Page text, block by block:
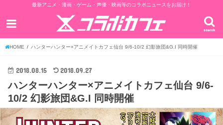
最新アニメ・漫画・ゲーム・声優・映画等のコラボニュースをお届け！
search
HOME ハンターハンター×アニメイトカフェ仙台 9/6-10/2 幻影旅団&G.I 同時開催
2018.08.15 2018.09.27
ハンターハンター×アニメイトカフェ仙台 9/6-
10/2 幻影旅団&G.I 同時開催